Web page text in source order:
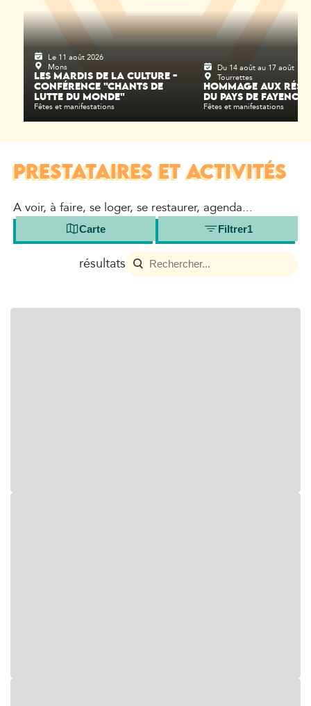
Le 11 août 2026
Mons
LES MARDIS DE LA CULTURE -
CONFÉRENCE "CHANTS DE
LUTTE DU MONDE"
Fêtes et manifestations
Du 14 août au 17 août
Tourrettes
HOMMAGE AUX
DU PAYS DE FAYENCE
Fêtes et manifestations
PRESTATAIRES ET ACTIVITÉS
A voir, à faire, se loger, se restaurer, agenda...
Carte Filtrer1
résultats